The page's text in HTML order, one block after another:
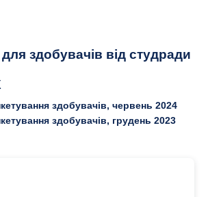
здобувачів від студради
здобувачів, червень 2024
здобувачів, грудень 2023